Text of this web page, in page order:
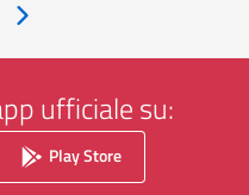
Pagina successiva
ufficiale su:
Play Store